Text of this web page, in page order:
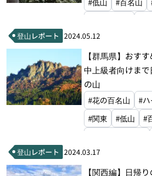
#山梨百名山
登山レポート 2024.05.12
【群馬県】おす
中上級者向けま
の山
#花の百名山 #
#関東
#低山 #
#関東百名山
登山レポート 2024.03.17
【関西編】日帰